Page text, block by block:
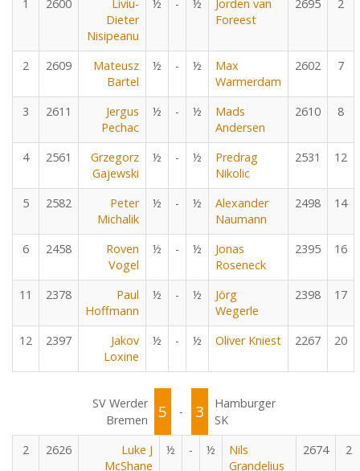
1 2600
Liviu-
Dieter
Nisipeanu
½ - ½
Jorden van
Foreest
2695 2
2 2609
Mateusz
Bartel
½ - ½
Max
Warmerdam
2602 7
3 2611
Jergus
Pechac
½ - ½
Mads
Andersen
2610 8
4 2561
Grzegorz
Gajewski
½ - ½
Predrag
Nikolic
2531 12
5 2582
Peter
Michalik
½ - ½
Alexander
Naumann
2498 14
6 2458
Roven
Vogel
½ - ½
Jonas
Roseneck
2395 16
11 2378
Paul
Hoffmann
½ - ½
Jörg
Wegerle
2398 17
12 2397
Jakov
Loxine
½ - ½ Oliver Kniest 2267 20
SV Werder
Bremen
5 - 3
Hamburger
SK
2
2626
Luke J
McShane
½ - ½
Nils
Grandelius
2674 2